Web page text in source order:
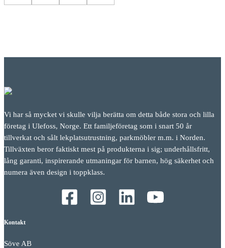
Vi har så mycket vi skulle vilja berätta om detta både stora och lilla
företag i Ulefoss, Norge. Ett familjeföretag som i snart 50 år
tillverkat och sålt lekplatsutrustning, parkmöbler m.m. i Norden.
Tillväxten beror faktiskt mest på produkterna i sig; underhållsfritt,
lång garanti, inspirerande utmaningar för barnen, hög säkerhet och
numera även design i toppklass.
Kontakt
Söve AB